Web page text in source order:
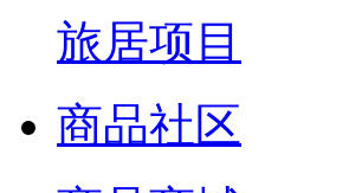
旅居项目
商品社区